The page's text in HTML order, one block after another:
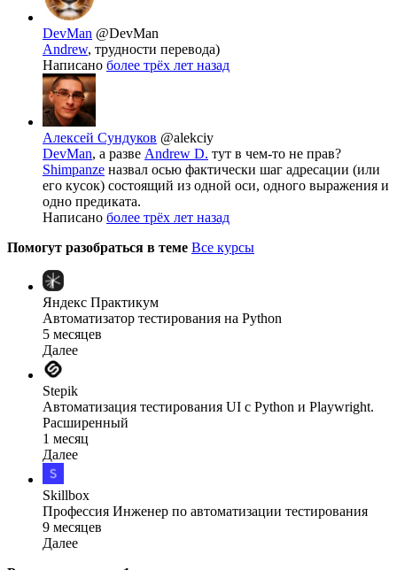
DevMan @DevMan
Andrew, трудности перевода)
Написано более трёх лет назад
Алексей Сундуков @alekciy
DevMan, а разве Andrew D. тут в чем-то не прав?
Shimpanze назвал осью фактически шаг адресации (или
его кусок) состоящий из одной оси, одного выражения и
одно предиката.
Написано более трёх лет назад
Помогут разобраться в теме Все курсы
Яндекс Практикум
Автоматизатор тестирования на Python
5 месяцев
Далее
Stepik
Автоматизация тестирования UI с Python и Playwright.
Расширенный
1 месяц
Далее
Skillbox
Профессия Инженер по автоматизации тестирования
9 месяцев
Далее